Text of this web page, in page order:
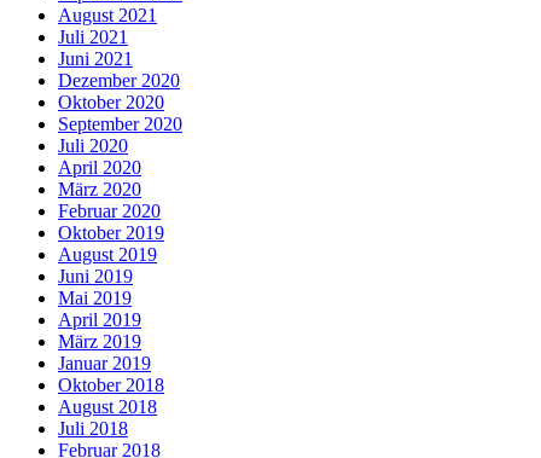
August 2021
Juli 2021
Juni 2021
Dezember 2020
Oktober 2020
September 2020
Juli 2020
April 2020
März 2020
Februar 2020
Oktober 2019
August 2019
Juni 2019
Mai 2019
April 2019
März 2019
Januar 2019
Oktober 2018
August 2018
Juli 2018
Februar 2018